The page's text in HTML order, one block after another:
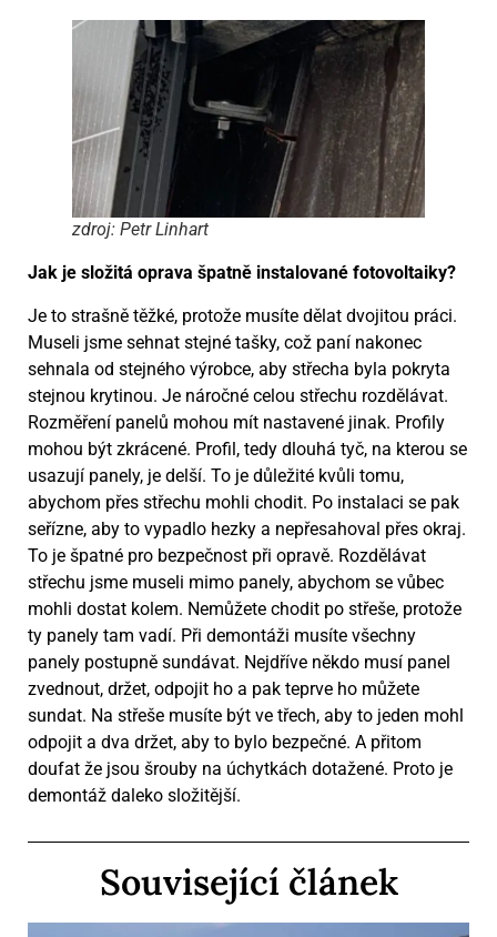
zdroj: Petr Linhart
Jak je složitá oprava špatně instalované fotovoltaiky?
Je to strašně těžké, protože musíte dělat dvojitou práci.
Museli jsme sehnat stejné tašky, což paní nakonec
sehnala od stejného výrobce, aby střecha byla pokryta
stejnou krytinou. Je náročné celou střechu rozdělávat.
Rozměření panelů mohou mít nastavené jinak. Profily
mohou být zkrácené. Profil, tedy dlouhá tyč, na kterou se
usazují panely, je delší. To je důležité kvůli tomu,
abychom přes střechu mohli chodit. Po instalaci se pak
seřízne, aby to vypadlo hezky a nepřesahoval přes okraj.
To je špatné pro bezpečnost při opravě. Rozdělávat
střechu jsme museli mimo panely, abychom se vůbec
mohli dostat kolem. Nemůžete chodit po střeše, protože
ty panely tam vadí. Při demontáži musíte všechny
panely postupně sundávat. Nejdříve někdo musí panel
zvednout, držet, odpojit ho a pak teprve ho můžete
sundat. Na střeše musíte být ve třech, aby to jeden mohl
odpojit a dva držet, aby to bylo bezpečné. A přitom
doufat že jsou šrouby na úchytkách dotažené. Proto je
demontáž daleko složitější.
Související článek